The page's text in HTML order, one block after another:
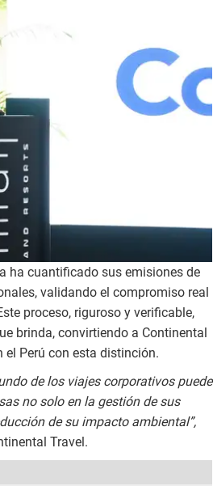
ha cuantificado sus emisiones de
validando el compromiso real
proceso, riguroso y verificable,
brinda, convirtiendo a Continental
el Perú con esta distinción.
de los viajes corporativos puede
no solo en la gestión de sus
de su impacto ambiental”,
Travel.